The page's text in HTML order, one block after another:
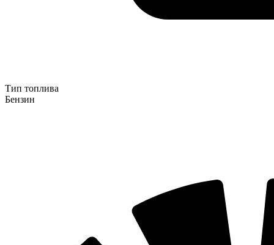
Тип топлива
Бензин